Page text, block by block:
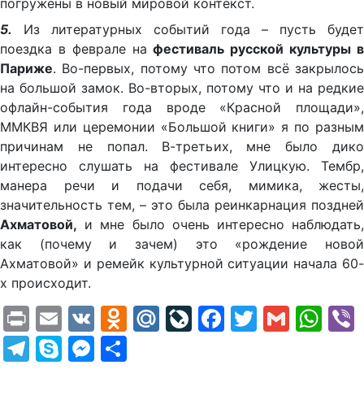
погружены в новый мировой контекст.
5. Из литературных событий года – пусть будет
поездка в феврале нафестиваль русской культуры в
Париже. Во-первых, потому что потом всё закрылось
на большой замок. Во-вторых, потому что и на редкие
офлайн-события года вроде «Красной площади»,
ММКВЯ или церемонии «Большой книги» я по разным
причинам не попал. В-третьих, мне было дико
интересно слушать на фестивале Улицкую. Тембр,
манера речи и подачи себя, мимика, жесты,
значительность тем, – это была реинкарнация поздней
Ахматовой, и мне было очень интересно наблюдать,
как (почему и зачем) это «рождение новой
Ахматовой» и ремейк культурной ситуации начала 60-
х происходит.
PrintEmail
VK Odnoklassniki
Mail.Ru
LiveJournal
Facebook
Twitter
Gmail
Telegram
SkypeMessenger